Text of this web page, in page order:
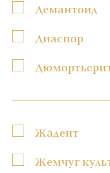
Демантоид
Диаспор
Жадеит
Жемчуг